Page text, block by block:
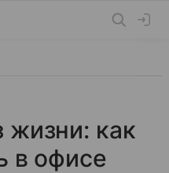
жизни: как
в офисе